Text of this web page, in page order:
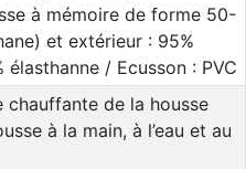
à mémoire de forme 50-
et extérieur : 95%
/ Ecusson : PVC
chauffante de la housse
à la main, à l’eau et au